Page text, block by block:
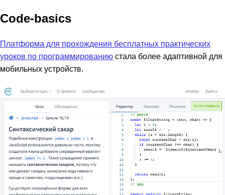
Code-basics
Платформа для прохождения бесплатных практических
уроков по программированию стала более адаптивной для
мобильных устройств.